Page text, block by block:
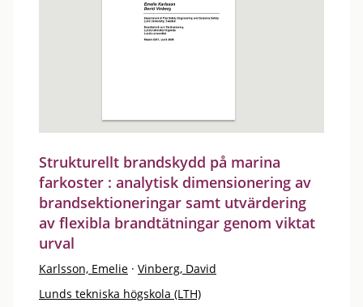
Strukturellt brandskydd på marina
farkoster : analytisk dimensionering av
brandsektioneringar samt utvärdering
av flexibla brandtätningar genom viktat
urval
Karlsson, Emelie · Vinberg, David
Lunds tekniska högskola (LTH)